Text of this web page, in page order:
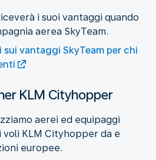
i suoi vantaggi quando
aerea SkyTeam.
vantaggi SkyTeam per chi
KLM Cityhopper
aerei ed equipaggi
KLM Cityhopper da e
europee.